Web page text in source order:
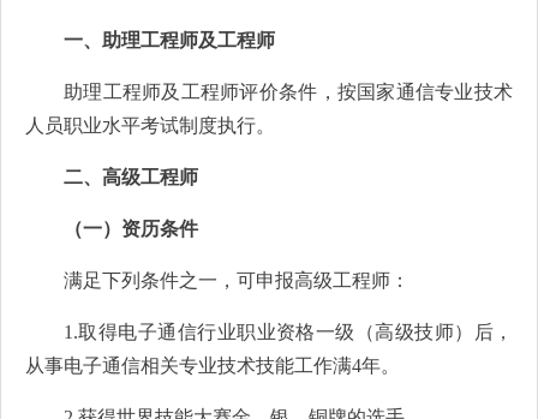
一、助理工程师及工程师
助理工程师及工程师评价条件，按国家通信专业技术
人员职业水平考试制度执行。
二、高级工程师
（一）资历条件
满足下列条件之一，可申报高级工程师：
1.取得电子通信行业职业资格一级（高级技师）后，
从事电子通信相关专业技术技能工作满4年。